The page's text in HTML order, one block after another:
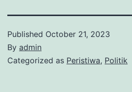
Published October 21, 2023
By admin
Categorized as Peristiwa, Politik